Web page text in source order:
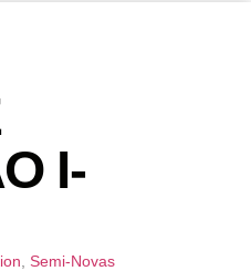
I-
Semi-Novas